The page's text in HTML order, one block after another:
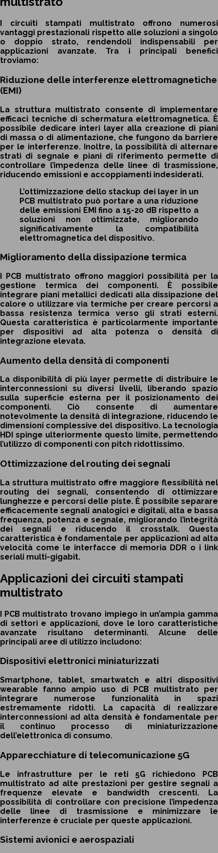
I circuiti stampati multistrato offrono numerosi
vantaggi prestazionali rispetto alle soluzioni a singolo
o doppio strato, rendendoli indispensabili per
applicazioni avanzate. Tra i principali benefici
troviamo:
Riduzione delle interferenze elettromagnetiche
(EMI)
La struttura multistrato consente di implementare
efficaci tecniche di schermatura elettromagnetica. È
possibile dedicare interi layer alla creazione di piani
di massa o di alimentazione, che fungono da barriere
per le interferenze. Inoltre, la possibilità di alternare
strati di segnale e piani di riferimento permette di
controllare l’impedenza delle linee di trasmissione,
riducendo emissioni e accoppiamenti indesiderati.
L’ottimizzazione dello stackup dei layer in un
PCB multistrato può portare a una riduzione
delle emissioni EMI fino a 15-20 dB rispetto a
soluzioni non ottimizzate, migliorando
significativamente la compatibilità
elettromagnetica del dispositivo.
Miglioramento della dissipazione termica
I PCB multistrato offrono maggiori possibilità per la
gestione termica dei componenti. È possibile
integrare piani metallici dedicati alla dissipazione del
calore o utilizzare via termiche per creare percorsi a
bassa resistenza termica verso gli strati esterni.
Questa caratteristica è particolarmente importante
per dispositivi ad alta potenza o densità di
integrazione elevata.
Aumento della densità di componenti
La disponibilità di più layer permette di distribuire le
interconnessioni su diversi livelli, liberando spazio
sulla superficie esterna per il posizionamento dei
componenti. Ciò consente di aumentare
notevolmente la densità di integrazione, riducendo le
dimensioni complessive del dispositivo. La tecnologia
HDI spinge ulteriormente questo limite, permettendo
l’utilizzo di componenti con pitch ridottissimo.
Ottimizzazione del routing dei segnali
La struttura multistrato offre maggiore flessibilità nel
routing dei segnali, consentendo di ottimizzare
lunghezze e percorsi delle piste. È possibile separare
efficacemente segnali analogici e digitali, alta e bassa
frequenza, potenza e segnale, migliorando l’integrità
dei segnali e riducendo il crosstalk. Questa
caratteristica è fondamentale per applicazioni ad alta
velocità come le interfacce di memoria DDR o i link
seriali multi-gigabit.
Applicazioni dei circuiti stampati
multistrato
I PCB multistrato trovano impiego in un’ampia gamma
di settori e applicazioni, dove le loro caratteristiche
avanzate risultano determinanti. Alcune delle
principali aree di utilizzo includono:
Dispositivi elettronici miniaturizzati
Smartphone, tablet, smartwatch e altri dispositivi
wearable fanno ampio uso di PCB multistrato per
integrare numerose funzionalità in spazi
estremamente ridotti. La capacità di realizzare
interconnessioni ad alta densità è fondamentale per
il continuo processo di miniaturizzazione
dell’elettronica di consumo.
Apparecchiature di telecomunicazione 5G
Le infrastrutture per le reti 5G richiedono PCB
multistrato ad alte prestazioni per gestire segnali a
frequenze elevate e bandwidth crescenti. La
possibilità di controllare con precisione l’impedenza
delle linee di trasmissione e minimizzare le
interferenze è cruciale per queste applicazioni.
Sistemi avionici e aerospaziali